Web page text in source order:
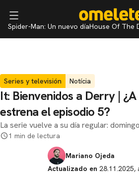
Spider-Man: Un nuevo díaHouse Of The
Series y televisión Notícia
It: Bienvenidos a Derry |
estrena el episodio 5?
La serie vuelve a su día regular:
1 min de lectura
Mariano Ojeda
Actualizado en 28.11.2025,